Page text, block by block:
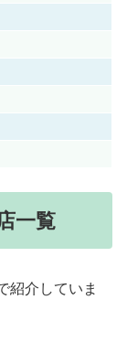
一覧
紹介していま